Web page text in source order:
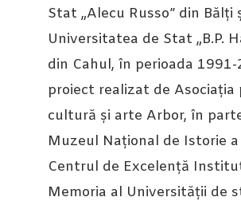
Stat „Alecu Russo” din Bălți
Universitatea de Stat „B.P.
din Cahul, în perioada 1991-
proiect realizat de Asociația
cultură și arte Arbor, în
Muzeul Național de Istorie
Centrul de Excelență
Memoria al Universității de